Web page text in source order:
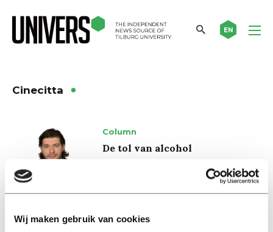
Wij maken gebruik van cookies
EN
Cinecitta
Column
De tol van alcohol
Movie Nights in Tilburg